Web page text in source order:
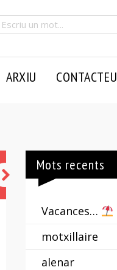
ARXIU CONTACTEU
cercar
Mots recents
Vacances…
motxillaire
alenar